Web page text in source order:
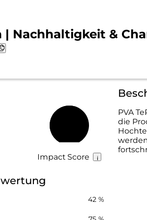
| Nachhaltigkeit &
Impact Score
PVA
die
42 %